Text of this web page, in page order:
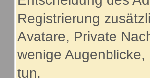
Registrierung
Avatare, Private
wenige
tun.